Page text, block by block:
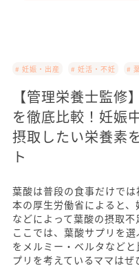
# 妊娠・出産 # 妊活・不妊 #
【管理栄養士監修
を徹底比較！妊娠
摂取したい栄養素
ト
葉酸は普段の食事だけで
本の厚生労働省によると
などによって葉酸の摂取不
ここでは、葉酸サプリを
をメルミー・ベルタなど
プリを考えているママはぜ